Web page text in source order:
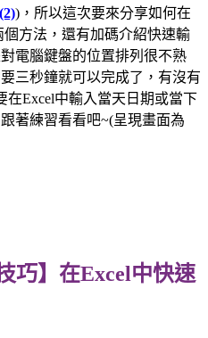
)，所以這次要來分享如何在
方法，還有加碼介紹快速輸
電腦鍵盤的位置排列很不熟
三秒鐘就可以完成了，有沒有
Excel中輸入當天日期或當下
著練習看看吧~(呈現畫面為